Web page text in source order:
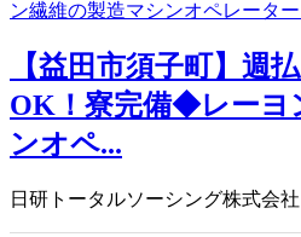
【益田市須子町】週
OK！寮完備◆レーヨ
ンオペ...
日研トータルソーシング株式会社